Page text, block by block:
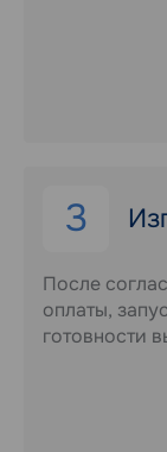
3
После
оплаты,
готовности